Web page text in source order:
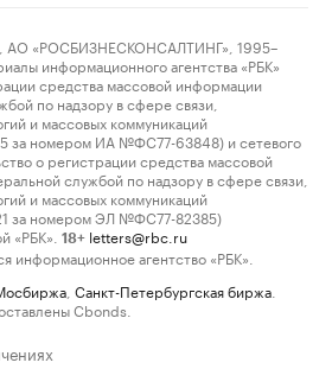
«РОСБИЗНЕСКОНСАЛТИНГ», 1995–
информационного агентства «РБК»
средства массовой информации
по надзору в сфере связи,
и массовых коммуникаций
за номером ИА №ФС77-63848) и сетевого
о регистрации средства массовой
службой по надзору в сфере связи,
и массовых коммуникаций
за номером ЭЛ №ФС77-82385)
«РБК».
18+ letters@rbc.ru
информационное агентство «РБК».
Санкт-Петербургская биржа
Cbonds.